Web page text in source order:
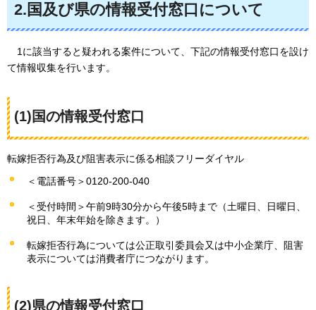
2.国及び県の情報受付窓口について
1 に該当すると疑われる案件について、下記の情報受付窓口を設け
て情報収集を行います。
(1)国の情報受付窓口
転嫁拒否行為及び阻害表示に係る相談フリーダイヤル
＜電話番号＞0120-200-040
＜受付時間＞午前9時30分から午後5時まで（土曜日、日曜日、
祝日、年末年始を除きます。）
転嫁拒否行為については公正取引委員会又は中小企業庁、阻害
表示については消費者庁につながります。
(2)県の情報受付窓口